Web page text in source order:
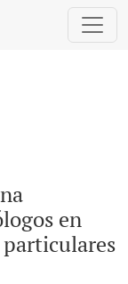
desde los
en